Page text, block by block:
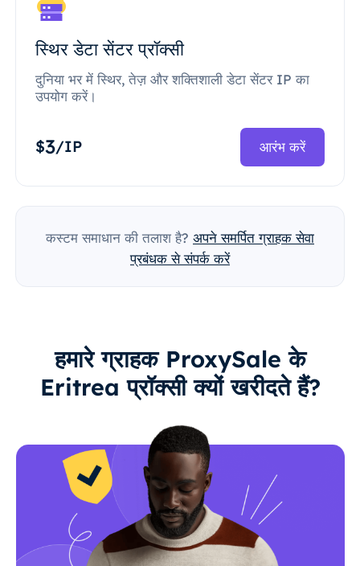
स्थिर डेटा सेंटर प्रॉक्सी
दुनिया भर में स्थिर, तेज़ और शक्तिशाली डेटा सेंटर IP का
उपयोग करें।
$3/IP आरंभ करें
कस्टम समाधान की तलाश है? अपने समर्पित ग्राहक सेवा
प्रबंधक से संपर्क करें
हमारे ग्राहक ProxySale के
Eritrea प्रॉक्सी क्यों खरीदते हैं?